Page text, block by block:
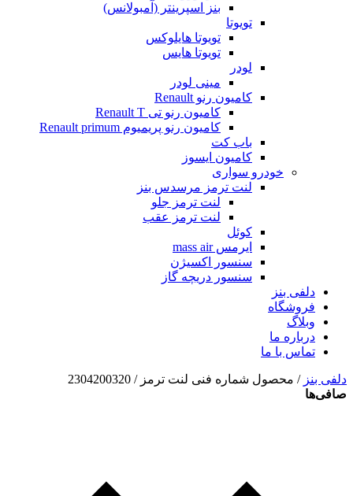
بنز اسپرینتر (آمبولانس)
تویوتا
تویوتا هایلوکس
تویوتا هایس
لودر
مینی لودر
کامیون رنو Renault
کامیون رنو تی Renault T
کامیون رنو پریمیوم Renault primum
باب کت
کامیون ایسوز
خودرو سواری
لنت ترمز مرسدس بنز
لنت ترمز جلو
لنت ترمز عقب
کوئل
ایرمس mass air
سنسور اکسیژن
سنسور دریچه گاز
دلفی بنز
فروشگاه
وبلاگ
درباره ما
تماس با ما
دلفی بنز / محصول شماره فنی لنت ترمز / 2304200320
صافی‌ها